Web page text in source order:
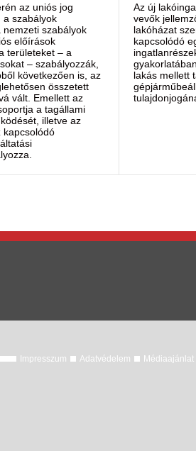
az uniós jog
a szabályok
szabályok
előírások
területeket – a
– szabályozzák,
következően is, az
összetett
vált. Emellett az
a tagállami
illetve az
kapcsolódó
Az új
vevők
lakóházat
kapcsolódó
lakás mellett
Impresszum Adatvédelem Médiaajánlat